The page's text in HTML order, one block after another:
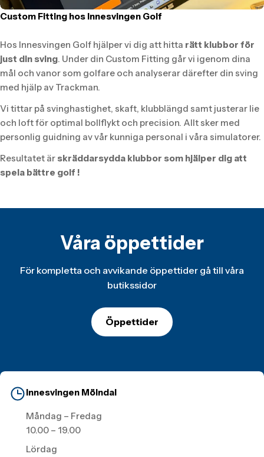
Custom Fitting hos Innesvingen Golf
Hos Innesvingen Golf hjälper vi dig att hitta rätt klubbor för
just din sving. Under din Custom Fitting går vi igenom dina
mål och vanor som golfare och analyserar därefter din sving
med hjälp av Trackman.
Vi tittar på svinghastighet, skaft, klubblängd samt justerar lie
och loft för optimal bollflykt och precision. Allt sker med
personlig guidning av vår kunniga personal i våra simulatorer.
Resultatet ärskräddarsydda klubbor som hjälper dig att
spela bättre golf !
Våra öppettider
För kompletta och avvikande öppettider gå till våra
butikssidor
Öppettider
Innesvingen Mölndal
Måndag – Fredag
10.00 – 19.00
Lördag